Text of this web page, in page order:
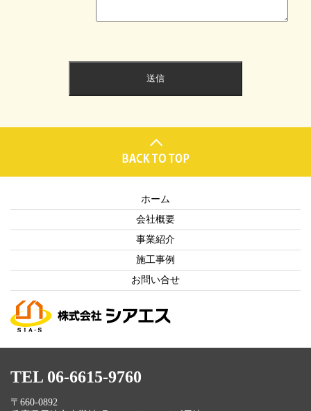
ホーム
会社概要
事業紹介
施工事例
お問い合せ
TEL 06-6615-9760
〒660-0892